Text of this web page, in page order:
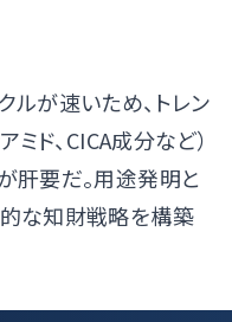
が速いため、トレン
ミド、CICA成分など）
肝要だ。用途発明と
な知財戦略を構築